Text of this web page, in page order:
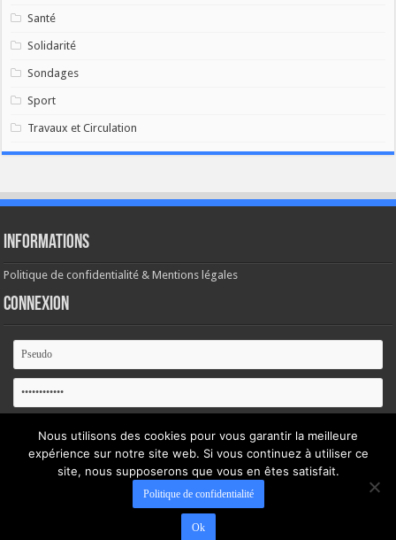
Santé
Solidarité
Sondages
Sport
Travaux et Circulation
Informations
Politique de confidentialité & Mentions légales
Connexion
Se souvenir de moi
Mot de passe oublié ?
Nous utilisons des cookies pour vous garantir la meilleure
expérience sur notre site web. Si vous continuez à utiliser ce
site, nous supposerons que vous en êtes satisfait.
Politique de confidentialité
Ok